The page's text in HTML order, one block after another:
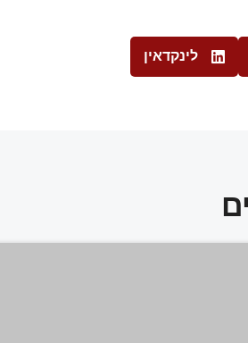
לינקדאין